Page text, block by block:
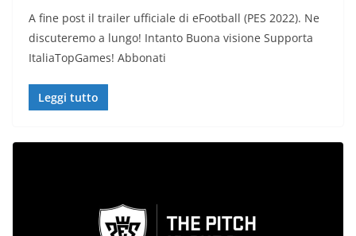
A fine post il trailer ufficiale di eFootball (PES 2022). Ne
discuteremo a lungo! Intanto Buona visione Supporta
ItaliaTopGames! Abbonati
Leggi tutto